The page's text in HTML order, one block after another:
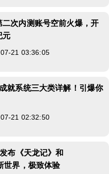
二次内测账号空前火爆，开
元
21 03:36:05
就系统三大类详解！引爆你
21 02:32:50
布《天龙记》和
世界，极致体验